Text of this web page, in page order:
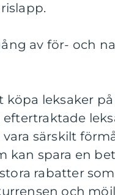
av för- och
köpa leksaker
särskilt
kan spara en
rabatter
och